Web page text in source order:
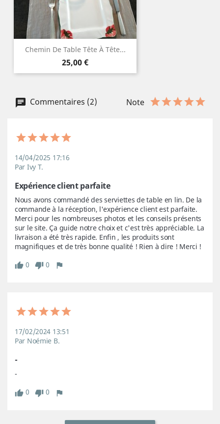
Chemin De Table Tête À Tête...
Prix
25,00 €
Commentaires (2) Note
14/04/2025 17:16
Par Ivy T.
Expérience client parfaite
Nous avons commandé des serviettes de table en lin. De la
commande à la réception, l'expérience client est parfaite.
Merci pour les nombreuses photos et les conseils présents
sur le site. Ça guide notre choix et c'est très appréciable. La
livraison a été très rapide. Enfin , les produits sont
magnifiques et de très bonne qualité ! Rien à dire ! Merci !
0
0
17/02/2024 13:51
Par Noémie B.
-
-
0
0